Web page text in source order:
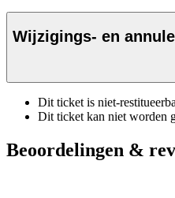
Wijzigings- en
Dit ticket is niet-
Dit ticket kan niet worden
Beoordelingen &